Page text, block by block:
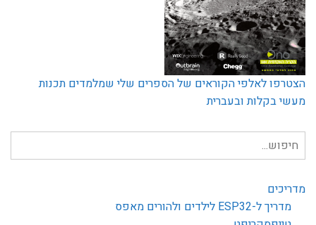
הצטרפו לאלפי הקוראים של הספרים שלי שמלמדים תכנות
מעשי בקלות ובעברית
חיפוש
עבור:
מדריכים
מדריך ל-ESP32 לילדים ולהורים מאפס